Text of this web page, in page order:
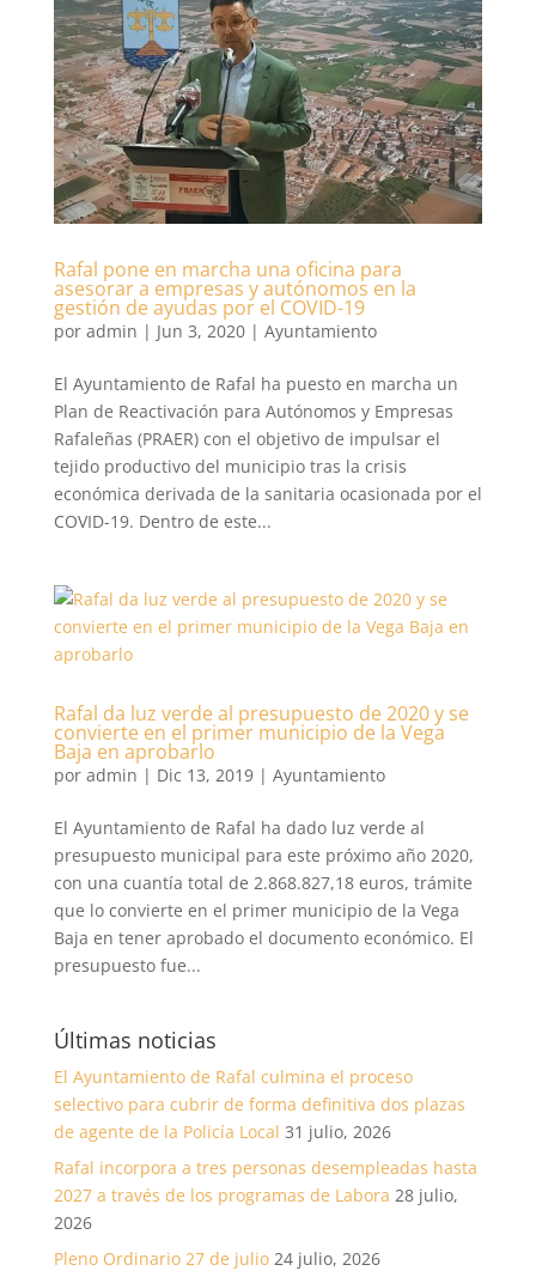
Rafal pone en marcha una oficina para
asesorar a empresas y autónomos en la
gestión de ayudas por el COVID-19
por admin | Jun 3, 2020| Ayuntamiento
El Ayuntamiento de Rafal ha puesto en marcha un
Plan de Reactivación para Autónomos y Empresas
Rafaleñas (PRAER) con el objetivo de impulsar el
tejido productivo del municipio tras la crisis
económica derivada de la sanitaria ocasionada por el
COVID-19. Dentro de este...
Rafal da luz verde al presupuesto de 2020 y se
convierte en el primer municipio de la Vega
Baja en aprobarlo
por admin | Dic 13, 2019| Ayuntamiento
El Ayuntamiento de Rafal ha dado luz verde al
presupuesto municipal para este próximo año 2020,
con una cuantía total de 2.868.827,18 euros, trámite
que lo convierte en el primer municipio de la Vega
Baja en tener aprobado el documento económico. El
presupuesto fue...
Últimas noticias
El Ayuntamiento de Rafal culmina el proceso
selectivo para cubrir de forma definitiva dos plazas
de agente de la Policía Local 31 julio, 2026
Rafal incorpora a tres personas desempleadas hasta
2027 a través de los programas de Labora 28 julio,
2026
Pleno Ordinario 27 de julio 24 julio, 2026